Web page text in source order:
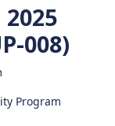
008)
Program